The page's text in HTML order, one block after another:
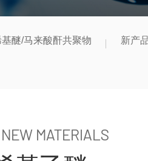
醚/马来酸酐共聚物 新产
MATERIALS